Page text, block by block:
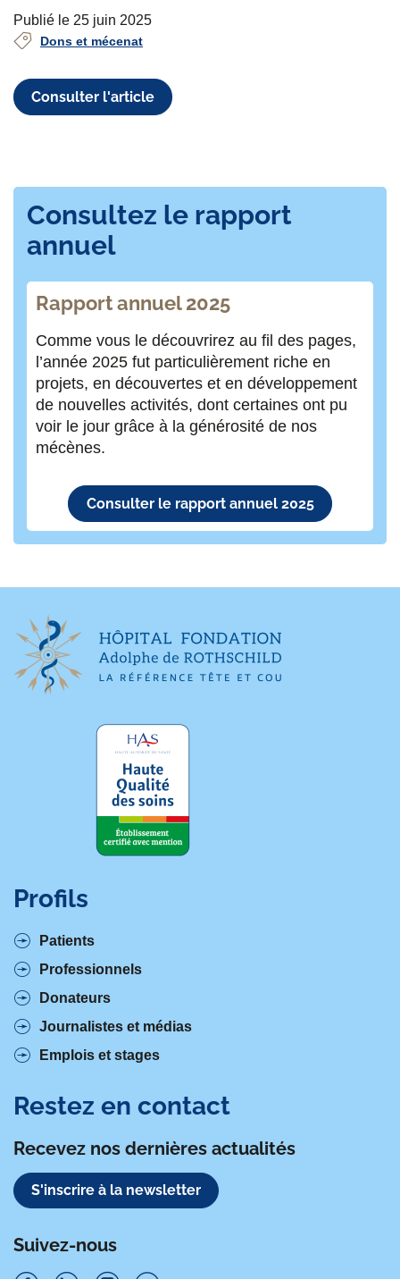
Publié le 25 juin 2025
Dons et mécenat
Consulter l'article
Consultez le rapport
annuel
Rapport annuel 2025
Comme vous le découvrirez au fil des pages,
l’année 2025 fut particulièrement riche en
projets, en découvertes et en développement
de nouvelles activités, dont certaines ont pu
voir le jour grâce à la générosité de nos
mécènes.
Consulter le rapport annuel 2025
Profils
Patients
Professionnels
Donateurs
Journalistes et médias
Emplois et stages
Restez en contact
Recevez nos dernières actualités
S'inscrire à la newsletter
Suivez-nous